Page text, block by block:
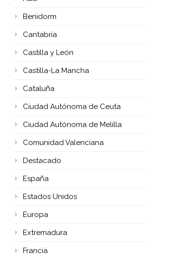
Benidorm
Cantabria
Castilla y León
Castilla-La Mancha
Cataluña
Ciudad Autónoma de Ceuta
Ciudad Autónoma de Melilla
Comunidad Valenciana
Destacado
España
Estados Unidos
Europa
Extremadura
Francia